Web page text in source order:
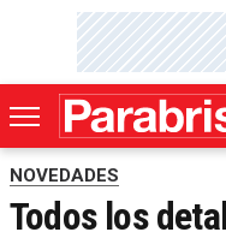
NOVEDADES
Todos los